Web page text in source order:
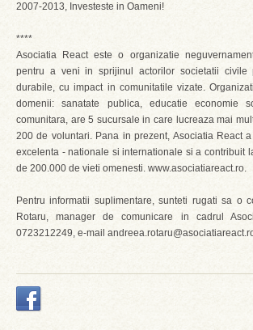
2007-2013, Investeste in Oameni!
****
Asociatia React este o organizatie
pentru a veni in sprijinul actorilor societatii civile
durabile, cu impact in comunitatile vizate.
domenii: sanatate publica, educatie economie
comunitara, are 5 sucursale in care lucreaza mai
200 de voluntari. Pana in prezent, Asociatia React
excelenta - nationale si internationale si a contribuit
de 200.000 de vieti omenesti. www.asociatiareact.ro.
Pentru informatii suplimentare, sunteti rugati sa o
Rotaru, manager de comunicare in cadrul
0723212249, e-mail